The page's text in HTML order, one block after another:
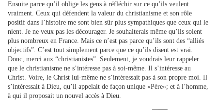
Ensuite parce qu’il oblige les gens à réfléchir sur ce qu’ils veulent
vraiment. Ceux qui défendent la valeur du christianisme et son rôle
positif dans l’histoire me sont bien sûr plus sympathiques que ceux qui le
nient. Je ne veux pas les décourager. Je souhaiterais même qu’ils soient
plus nombreux en France. Mais ce n’est pas parce qu’ils sont des “alliés
objectifs”. C’est tout simplement parce que ce qu’ils disent est vrai.
Donc, merci aux “christianistes”. Seulement, je voudrais leur rappeler
que le christianisme ne s’intéresse pas à soi-même. Il s’intéresse au
Christ. Voire, le Christ lui-même ne s’intéressait pas à son propre moi. Il
s’intéressait à Dieu, qu’il appelait de façon unique «Père»; et à l’homme,
à qui il proposait un nouvel accès à Dieu.